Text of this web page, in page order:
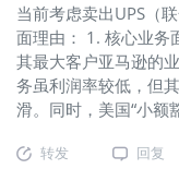
当前考虑卖出UPS（
面理由： 1. 核心业务
其最大客户亚马逊的
务虽利润率较低，但
滑。同时，美国“小额
与利润的双双下滑，
转发 回复